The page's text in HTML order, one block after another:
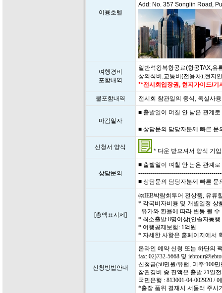
이용호텔
Add: No. 357 Songlin Road,
여행경비
포함내역
일반석왕복항공료(항공TAX,유
상의식비,교통비(전용차),현지
**전시회입장권, 현지가이드/기
불포함내역
전시회 참관일의 중식, 독실사
마감일자
■ 출발일이 며칠 안 남은 관계
■ 상담문의 담당자분께 빠른
신청서 양식
* 다운 받으셔서 양식 기
상담문의
■ 출발일이 며칠 안 남은 관계
■ 상담문의 담당자분께 빠른
[총액표시제]
㈜IEB박람회투어 전상품, 유류
* 각국비자비용 및 개별일정 상
유가와 환율에 따라 변동 될 수
* 최소출발 8명이상(인솔자동
* 여행공제보험: 1억원.
* 자세한 사항은 홈페이지에서
신청방법안내
온라인 예약 신청 또는 하단의
fax: 02)732-5668 및
신청금(50만원/유럽, 미주:100
참관경비 중 잔액은 출발 21일
국민은행 : 813001-04-002920 /
*출장 품위 결재시 서둘러 주시